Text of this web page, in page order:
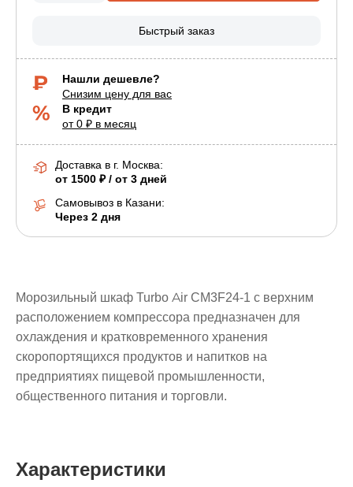
В кредит
от 0 ₽ в месяц
Нашли дешевле?
Снизим цену для вас
Быстрый заказ
Доставка в г. Москва:
от 1500 ₽ / от 3 дней
Самовывоз в Казани:
Через 2 дня
Морозильный шкаф Turbo Air CM3F24-1 с верхним
расположением компрессора предназначен для
охлаждения и кратковременного хранения
скоропортящихся продуктов и напитков на
предприятиях пищевой промышленности,
общественного питания и торговли.
Характеристики